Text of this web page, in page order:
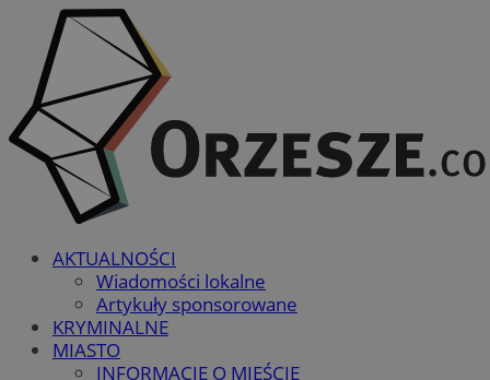
AKTUALNOŚCI
Wiadomości lokalne
Artykuły sponsorowane
KRYMINALNE
MIASTO
INFORMACJE O MIEŚCIE